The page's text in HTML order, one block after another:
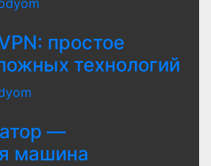
простое
технологий
—
машина